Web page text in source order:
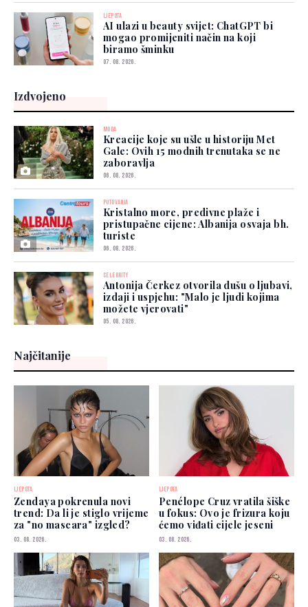
LJEPOTA
AI ulazi u beauty svijet: ChatGPT bi
mogao promijeniti način na koji
biramo šminku
07. 08. 2026.
Izdvojeno
MODA
Kreacije koje su ušle u historiju Met
Gale: Ovih 15 modnih trenutaka se ne
zaboravlja
06. 08. 2026.
PUTOVANJA
Kristalno more, predivne plaže i
pristupačne cijene: Albanija osvaja bh.
turiste
06. 08. 2026.
CELEBRITY
Antonija Čerkez otvorila dušu o ljubavi,
izdaji i uspjehu: "Malo je ljudi kojima
možete vjerovati"
05. 08. 2026.
Najčitanije
LJEPOTA
Zendaya pokrenula novi
trend: Da li je stiglo vrijeme
za "no mascara" izgled?
03. 08. 2026.
LJEPOTA
Penélope Cruz vratila šiške
u fokus: Ovo je frizura koju
ćemo viđati cijele jeseni
03. 08. 2026.